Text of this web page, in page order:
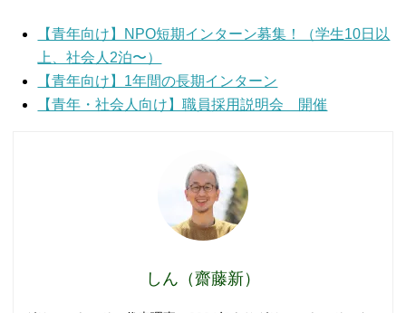
【青年向け】NPO短期インターン募集！（学生10日以
上、社会人2泊〜）
【青年向け】1年間の長期インターン
【青年・社会人向け】職員採用説明会 開催
しん（齋藤新）